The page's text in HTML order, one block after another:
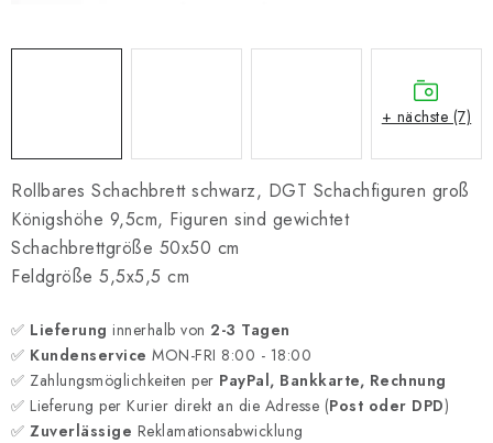
KONTAKT
Rollbares Schachbrett schwarz, DGT Schachfiguren groß
Königshöhe 9,5cm, Figuren sind gewichtet
Schachbrettgröße 50x50 cm
Feldgröße 5,5x5,5 cm
✅ Lieferung innerhalb von 2-3 Tagen
✅ Kundenservice MON-FRI 8:00 - 18:00
✅ Zahlungsmöglichkeiten per PayPal, Bankkarte, Rechnung
✅ Lieferung per Kurier direkt an die Adresse (Post oder DPD)
✅ Zuverlässige Reklamationsabwicklung
+ nächste (7)